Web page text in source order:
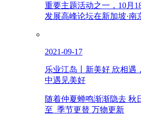
重要主题活动之一，10月
发展高峰论坛在新加坡·
2021-09-17
乐业江岛丨新美好 欣相遇
中遇见美好
随着仲夏蝉鸣渐渐隐去 秋
至 季节更替 万物更新